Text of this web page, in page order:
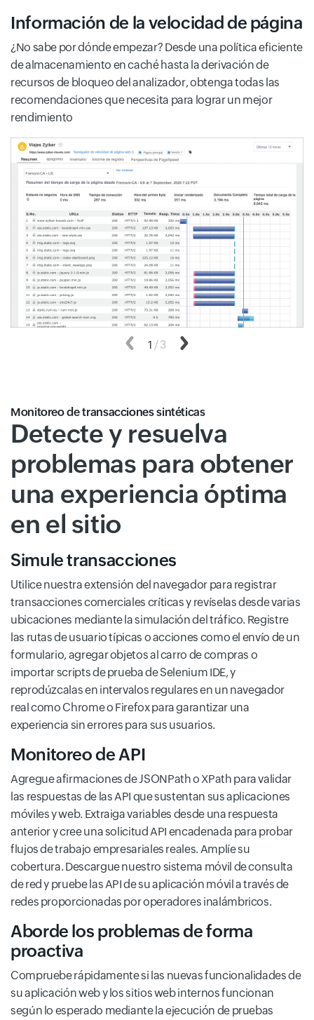
Información de la velocidad de página
¿No sabe por dónde empezar? Desde una política eficiente
de almacenamiento en caché hasta la derivación de
recursos de bloqueo del analizador, obtenga todas las
recomendaciones que necesita para lograr un mejor
rendimiento
Anterior
1 /3
Monitoreo de transacciones sintéticas
Detecte y resuelva
problemas para obtener
una experiencia óptima
en el sitio
Simule transacciones
Utilice nuestra extensión del navegador para registrar
transacciones comerciales críticas y revíselas desde varias
ubicaciones mediante la simulación del tráfico. Registre
las rutas de usuario típicas o acciones como el envío de un
formulario, agregar objetos al carro de compras o
importar scripts de prueba de Selenium IDE, y
reprodúzcalas en intervalos regulares en un navegador
real como Chrome o Firefox para garantizar una
experiencia sin errores para sus usuarios.
Monitoreo de API
Agregue afirmaciones de JSONPath o XPath para validar
las respuestas de las API que sustentan sus aplicaciones
móviles y web. Extraiga variables desde una respuesta
anterior y cree una solicitud API encadenada para probar
flujos de trabajo empresariales reales. Amplíe su
cobertura. Descargue nuestro sistema móvil de consulta
de red y pruebe las API de su aplicación móvil a través de
redes proporcionadas por operadores inalámbricos.
Aborde los problemas de forma
proactiva
Compruebe rápidamente si las nuevas funcionalidades de
su aplicación web y los sitios web internos funcionan
según lo esperado mediante la ejecución de pruebas